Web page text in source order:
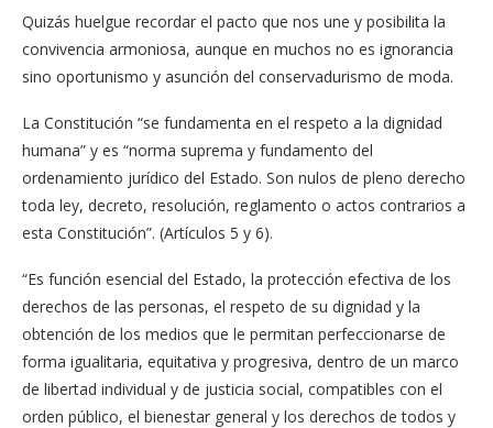
Quizás huelgue recordar el pacto que nos une y posibilita la
convivencia armoniosa, aunque en muchos no es ignorancia
sino oportunismo y asunción del conservadurismo de moda.
La Constitución “se fundamenta en el respeto a la dignidad
humana” y es “norma suprema y fundamento del
ordenamiento jurídico del Estado. Son nulos de pleno derecho
toda ley, decreto, resolución, reglamento o actos contrarios a
esta Constitución”. (Artículos 5 y 6).
“Es función esencial del Estado, la protección efectiva de los
derechos de las personas, el respeto de su dignidad y la
obtención de los medios que le permitan perfeccionarse de
forma igualitaria, equitativa y progresiva, dentro de un marco
de libertad individual y de justicia social, compatibles con el
orden público, el bienestar general y los derechos de todos y